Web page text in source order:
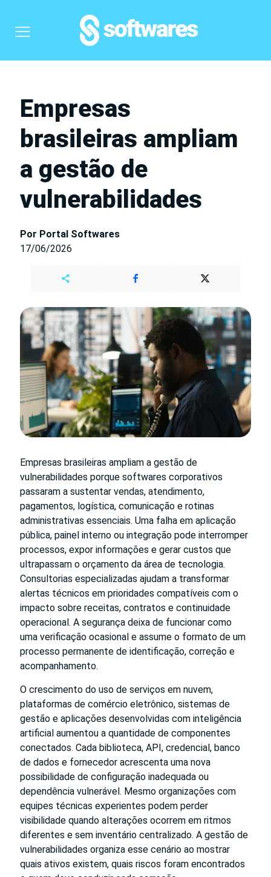
Empresas
brasileiras ampliam
a gestão de
vulnerabilidades
Por Portal Softwares
17/06/2026
Empresas brasileiras ampliam a gestão de
vulnerabilidades porque softwares corporativos
passaram a sustentar vendas, atendimento,
pagamentos, logística, comunicação e rotinas
administrativas essenciais. Uma falha em aplicação
pública, painel interno ou integração pode interromper
processos, expor informações e gerar custos que
ultrapassam o orçamento da área de tecnologia.
Consultorias especializadas ajudam a transformar
alertas técnicos em prioridades compatíveis com o
impacto sobre receitas, contratos e continuidade
operacional. A segurança deixa de funcionar como
uma verificação ocasional e assume o formato de um
processo permanente de identificação, correção e
acompanhamento.
O crescimento do uso de serviços em nuvem,
plataformas de comércio eletrônico, sistemas de
gestão e aplicações desenvolvidas com inteligência
artificial aumentou a quantidade de componentes
conectados. Cada biblioteca, API, credencial, banco
de dados e fornecedor acrescenta uma nova
possibilidade de configuração inadequada ou
dependência vulnerável. Mesmo organizações com
equipes técnicas experientes podem perder
visibilidade quando alterações ocorrem em ritmos
diferentes e sem inventário centralizado. A gestão de
vulnerabilidades organiza esse cenário ao mostrar
quais ativos existem, quais riscos foram encontrados